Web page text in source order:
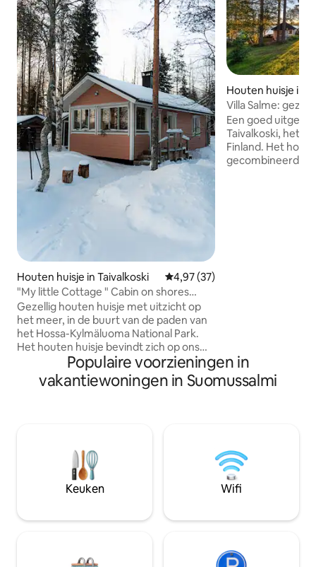
Houten huisje in Taivalkoski Gemiddelde beoordeling van
4,97 (37)
"My little Cottage " Cabin on shores
Kylmäluoma Lake
Gezellig houten huisje met uitzicht op
het meer, in de buurt van de paden van
het Hossa-Kylmäluoma National Park.
Het houten huisje bevindt zich op ons
terrein, maar je hebt je eigen
privétoegang en onafhankelijkheid! Je
kunt onze vijf aanhankelijke husky's
voor je avonden onder de sterren of het
noorderlicht - 1 kano - Een roker -
Uitrusting voor ijsvissen en zomervissen
- Sneeuwschoenen
Houten huisje in
Villa Salme:
meer +
Een goed
Taivalkoski, het
Finland. Het
gecombineerde
Populaire voorzieningen in
vakantiewoningen in Suomussalmi
Keuken Wifi